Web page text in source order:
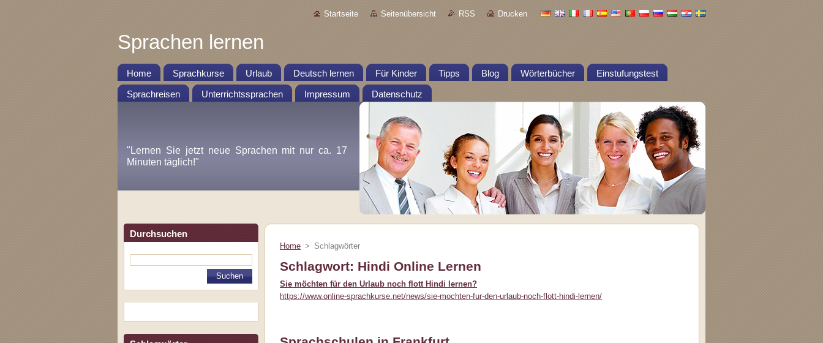
Startseite Seitenübersicht RSS Drucken
Sprachen lernen
Home Sprachkurse Urlaub Deutsch lernen Für Kinder Tipps Blog Wörterbücher Einstufungstest
Sprachreisen Unterrichtssprachen Impressum Datenschutz
"Lernen Sie jetzt neue Sprachen mit nur ca. 17
Minuten täglich!"
Durchsuchen
Home > Schlagwörter
Schlagwort: Hindi Online Lernen
Sie möchten für den Urlaub noch flott Hindi lernen?
https://www.online-sprachkurse.net/news/sie-mochten-fur-den-urlaub-noch-flott-hindi-lernen/